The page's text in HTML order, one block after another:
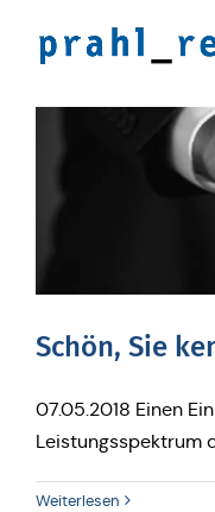
Inhalt
Schön, Sie
07.05.2018 Einen
Leistungsspektrum
Weiterlesen